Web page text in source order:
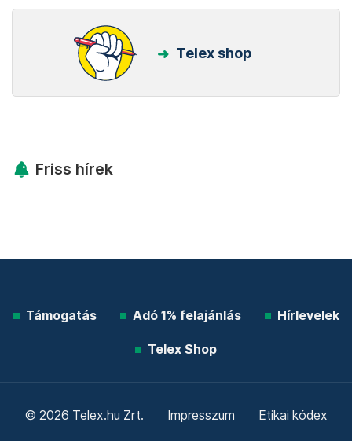
Telex shop
Friss hírek
Támogatás Adó 1% felajánlás Hírlevelek
Telex Shop
© 2026 Telex.hu Zrt. Impresszum Etikai kódex